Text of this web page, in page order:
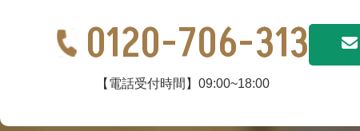
0120-706-313
【電話受付時間】09:00~18:00